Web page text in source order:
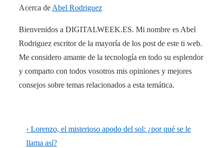
Acerca de Abel Rodriguez
Bienvenidos a DIGITALWEEK.ES. Mi nombre es Abel
Rodriguez escritor de la mayoría de los post de este ti web.
Me considero amante de la tecnología en todo su esplendor
y comparto con todos vosotros mis opiniones y mejores
consejos sobre temas relacionados a esta temática.
Navegación
La
entrada
‹ Lorenzo, el misterioso apodo del sol: ¿por qué se le
llama así?